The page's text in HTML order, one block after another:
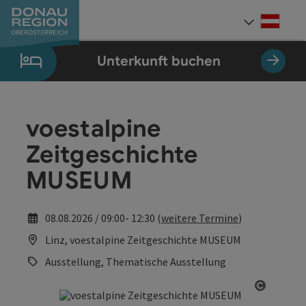
Zum Inhalt
Zur Navigation
Zum Seitenanfang
Zur Kontaktseite
Zum Impressum
Zur Startseite
Unterkunft buchen
voestalpine
Zeitgeschichte
MUSEUM
08.08.2026 / 09:00- 12:30 (weitere Termine)
Linz, voestalpine Zeitgeschichte MUSEUM
Ausstellung, Thematische Ausstellung